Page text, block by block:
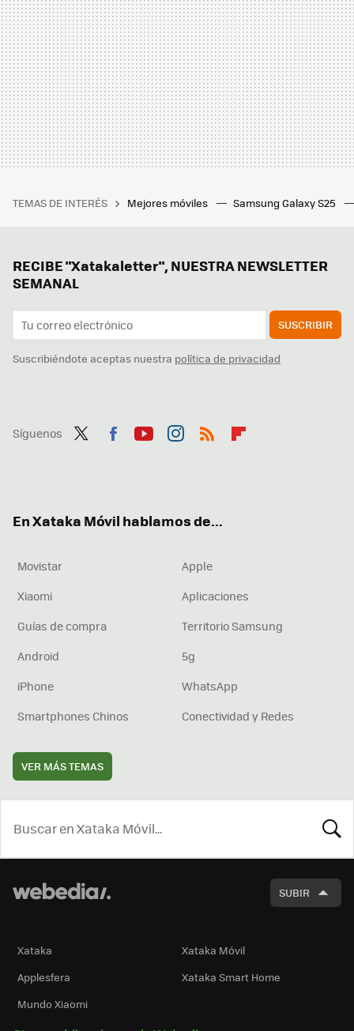
TEMAS DE INTERÉS Mejores móviles Samsung Galaxy S25
RECIBE "Xatakaletter", NUESTRA NEWSLETTER
SEMANAL
SUSCRIBIR
Suscribiéndote aceptas nuestra política de privacidad
Síguenos
En Xataka Móvil hablamos de...
Movistar
Apple
Xiaomi
Aplicaciones
Guías de compra
Territorio Samsung
Android
5g
iPhone
WhatsApp
Smartphones Chinos
Conectividad y Redes
VER MÁS TEMAS
SUBIR
Xataka
Xataka Móvil
Applesfera
Xataka Smart Home
Mundo Xiaomi